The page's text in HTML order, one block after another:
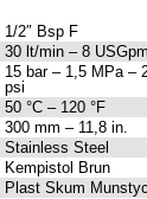
1/2″ Bsp F
30 lt/min – 8
15 bar – 1,5 MPa –
psi
50 °C – 120 °F
300 mm – 11,8 in.
Stainless Steel
Kempistol Brun
Plast Skum